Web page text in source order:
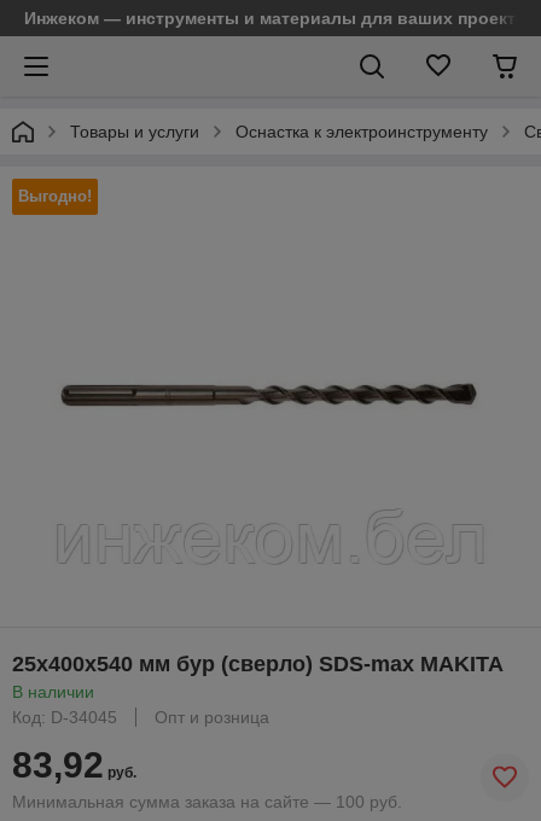
Инжеком — инструменты и материалы для ваших проектов
Товары и услуги Оснастка к электроинструменту
Выгодно!
25х400х540 мм бур (сверло) SDS-max MAKITA
В наличии
Код: D-34045
Опт и розница
83,92 руб.
Минимальная сумма заказа на сайте — 100 руб.